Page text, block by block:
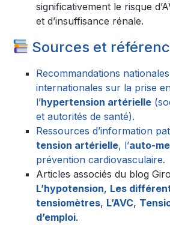
significativement le risque
et d’insuffisance rénale.
Sources et
Recommandations
internationales sur la prise
l’hypertension artérielle
et autorités de santé).
Ressources d’information
tension artérielle, l’auto-
prévention cardiovasculaire.
Articles associés du blog
L’hypotension, Les
tensiomètres, L’AVC,
d’emploi.